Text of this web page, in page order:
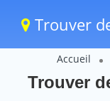
Trouver
Accueil
Trouver